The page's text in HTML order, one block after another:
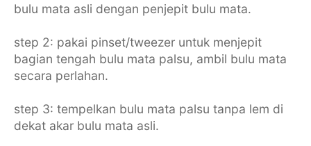
bulu mata asli dengan penjepit bulu mata.
step 2: pakai pinset/tweezer untuk menjepit
bagian tengah bulu mata palsu, ambil bulu mata
secara perlahan.
step 3: tempelkan bulu mata palsu tanpa lem di
dekat akar bulu mata asli.